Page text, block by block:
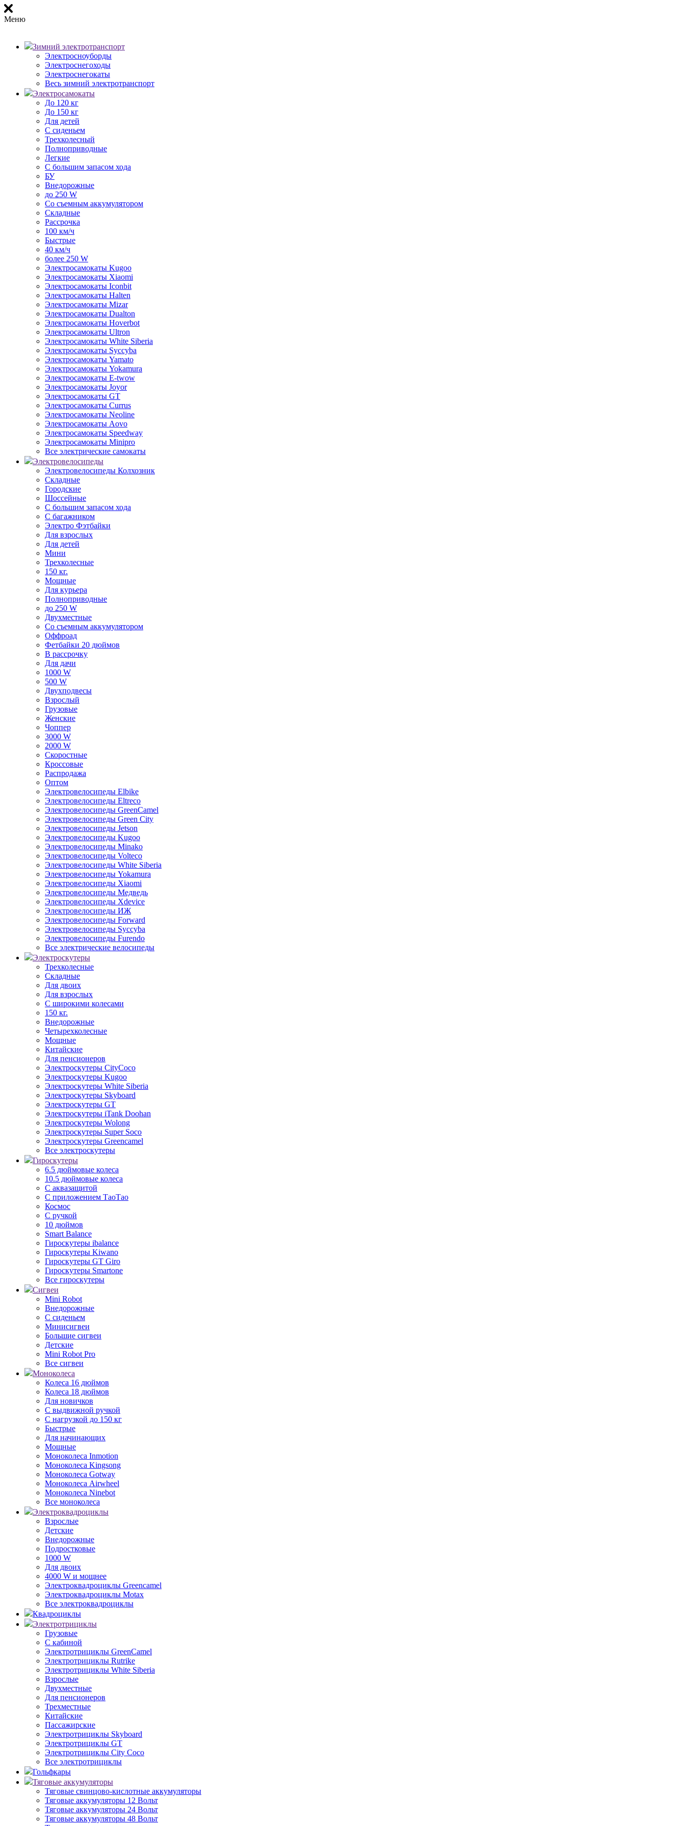
Меню
Зимний электротранспорт
Электросноуборды
Электроснегоходы
Электроснегокаты
Весь зимний электротранспорт
Электросамокаты
До 120 кг
До 150 кг
Для детей
С сиденьем
Трехколесный
Полноприводные
Легкие
С большим запасом хода
БУ
Внедорожные
до 250 W
Со съемным аккумулятором
Складные
Рассрочка
100 км/ч
Быстрые
40 км/ч
более 250 W
Электросамокаты Kugoo
Электросамокаты Xiaomi
Электросамокаты Iconbit
Электросамокаты Halten
Электросамокаты Mizar
Электросамокаты Dualton
Электросамокаты Hoverbot
Электросамокаты Ultron
Электросамокаты White Siberia
Электросамокаты Syccyba
Электросамокаты Yamato
Электросамокаты Yokamura
Электросамокаты E-twow
Электросамокаты Joyor
Электросамокаты GT
Электросамокаты Currus
Электросамокаты Neoline
Электросамокаты Aovo
Электросамокаты Speedway
Электросамокаты Minipro
Все электрические самокаты
Электровелосипеды
Электровелосипеды Колхозник
Складные
Городские
Шоссейные
С большим запасом хода
С багажником
Электро Фэтбайки
Для взрослых
Для детей
Мини
Трехколесные
150 кг.
Мощные
Для курьера
Полноприводные
до 250 W
Двухместные
Со съемным аккумулятором
Оффроад
Фетбайки 20 дюймов
В рассрочку
Для дачи
1000 W
500 W
Двухподвесы
Взрослый
Грузовые
Женские
Чоппер
3000 W
2000 W
Скоростные
Кроссовые
Распродажа
Оптом
Электровелосипеды Elbike
Электровелосипеды Eltreco
Электровелосипеды GreenCamel
Электровелосипеды Green City
Электровелосипеды Jetson
Электровелосипеды Kugoo
Электровелосипеды Minako
Электровелосипеды Volteco
Электровелосипеды White Siberia
Электровелосипеды Yokamura
Электровелосипеды Xiaomi
Электровелосипеды Медведь
Электровелосипеды Xdevice
Электровелосипеды ИЖ
Электровелосипеды Forward
Электровелосипеды Syccyba
Электровелосипеды Furendo
Все электрические велосипеды
Электроскутеры
Трехколесные
Складные
Для двоих
Для взрослых
С широкими колесами
150 кг.
Внедорожные
Четырехколесные
Мощные
Китайские
Для пенсионеров
Электроскутеры CityCoco
Электроскутеры Kugoo
Электроскутеры White Siberia
Электроскутеры Skyboard
Электроскутеры GT
Электроскутеры iTank Doohan
Электроскутеры Wolong
Электроскутеры Super Soco
Электроскутеры Greencamel
Все электроскутеры
Гироскутеры
6.5 дюймовые колеса
10.5 дюймовые колеса
С аквазащитой
С приложением ТаоТао
Космос
С ручкой
10 дюймов
Smart Balance
Гироскутеры ibalance
Гироскутеры Kiwano
Гироскутеры GT Giro
Гироскутеры Smartone
Все гироскутеры
Сигвеи
Mini Robot
Внедорожные
С сиденьем
Минисигвеи
Большие сигвеи
Детские
Mini Robot Pro
Все сигвеи
Моноколеса
Колеса 16 дюймов
Колеса 18 дюймов
Для новичков
С выдвижной ручкой
С нагрузкой до 150 кг
Быстрые
Для начинающих
Мощные
Моноколеса Inmotion
Моноколеса Kingsong
Моноколеса Gotway
Моноколеса Airwheel
Моноколеса Ninebot
Все моноколеса
Электроквадроциклы
Взрослые
Детские
Внедорожные
Подростковые
1000 W
Для двоих
4000 W и мощнее
Электроквадроциклы Greencamel
Электроквадроциклы Motax
Все электроквадроциклы
Квадроциклы
Электротрициклы
Грузовые
С кабиной
Электротрициклы GreenCamel
Электротрициклы Rutrike
Электротрициклы White Siberia
Взрослые
Двухместные
Для пенсионеров
Трехместные
Китайские
Пассажирские
Электротрициклы Skyboard
Электротрициклы GT
Электротрициклы City Coco
Все электротрициклы
Гольфкары
Тяговые аккумуляторы
Тяговые свинцово-кислотные аккумуляторы
Тяговые аккумуляторы 12 Вольт
Тяговые аккумуляторы 24 Вольт
Тяговые аккумуляторы 48 Вольт